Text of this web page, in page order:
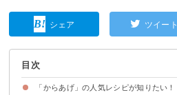
シェア ツイート
目次
「からあげ」の人気レシピが知りたい！